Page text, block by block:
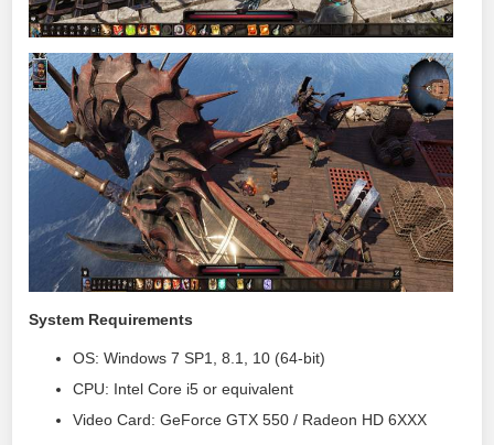
System Requirements
OS: Windows 7 SP1, 8.1, 10 (64-bit)
CPU: Intel Core i5 or equivalent
Video Card: GeForce GTX 550 / Radeon HD 6XXX